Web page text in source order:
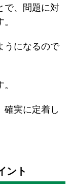
で、問題に対
うになるので
確実に定着し
ント